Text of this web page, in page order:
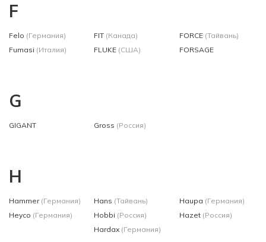
F
Felo (Германия)
Fumasi (Италия)
FIT (Канада)
FLUKE (США)
FORCE (Тайвань)
FORSAGE
G
GIGANT Gross (Россия)
H
Hammer (Германия)
Heyco (Германия)
Hans (Тайвань)
Hobbi (Россия)
Hardax (Германия)
Haupa (Германия)
Hazet (Россия)